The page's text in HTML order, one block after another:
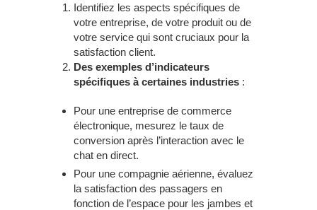
Identifiez les aspects spécifiques de
votre entreprise, de votre produit ou de
votre service qui sont cruciaux pour la
satisfaction client.
Des exemples d’indicateurs
spécifiques à certaines industries :
Pour une entreprise de commerce
électronique, mesurez le taux de
conversion après l’interaction avec le
chat en direct.
Pour une compagnie aérienne, évaluez
la satisfaction des passagers en
fonction de l’espace pour les jambes et